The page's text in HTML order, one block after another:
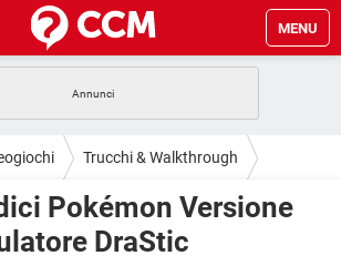
MENU
ANDROID
WINDOWS 10
WHATSAPP
ANDROID
GAMING
Trucchi & Walkthrough
Pokémon Versione
DraStic